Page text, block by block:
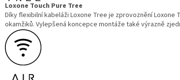
Loxone Touch Pure Tree
Díky flexibilní kabeláži Loxone Tree je zprovoznění Loxone
okamžiků. Vylepšená koncepce montáže také výrazně